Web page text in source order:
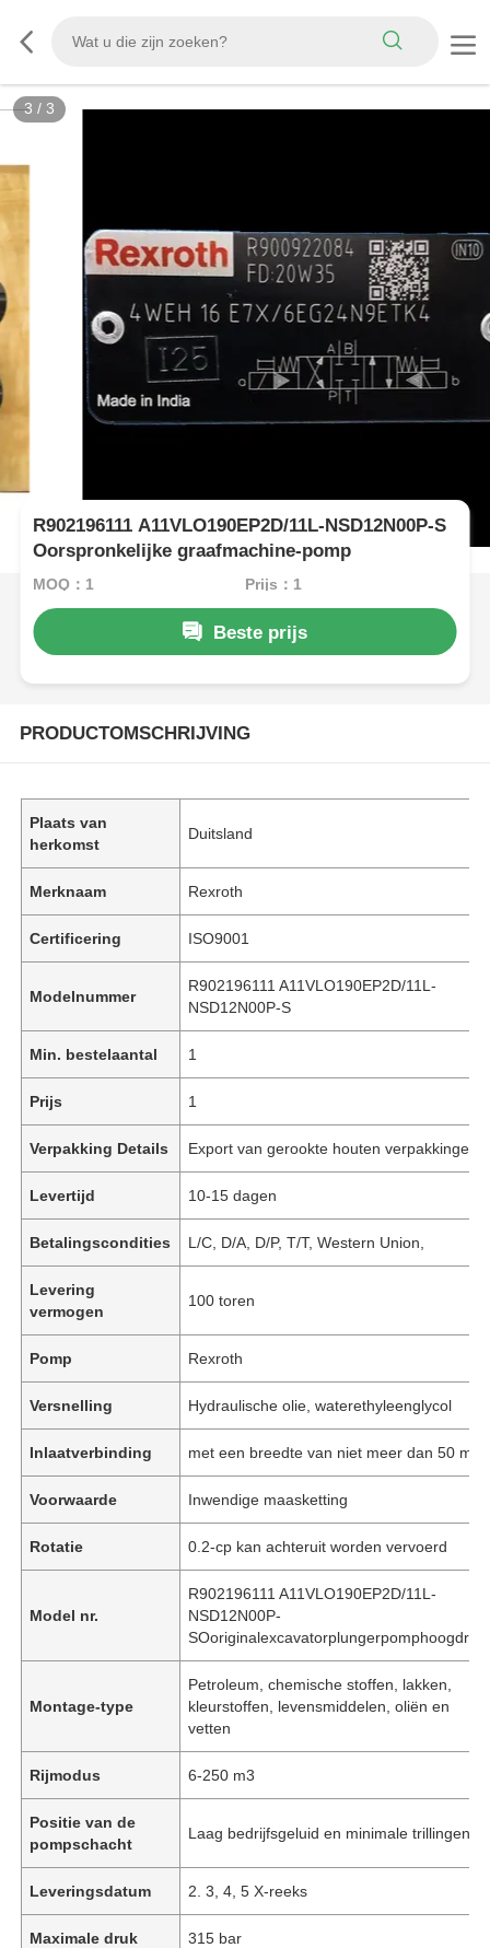
3 / 3
R902196111 A11VLO190EP2D/11L-NSD12N00P-S
Oorspronkelijke graafmachine-pomp
MOQ：1 Prijs：1
Beste prijs
PRODUCTOMSCHRIJVING
Plaats van
herkomst
Duitsland
Merknaam Rexroth
Certificering ISO9001
Modelnummer
R902196111 A11VLO190EP2D/11L-
NSD12N00P-S
Min. bestelaantal 1
Prijs 1
Verpakking Details Export van gerookte houten verpakkingen
Levertijd 10-15 dagen
Betalingscondities L/C, D/A, D/P, T/T, Western Union,
Levering
vermogen
100 toren
Pomp Rexroth
Versnelling Hydraulische olie, waterethyleenglycol
Inlaatverbinding met een breedte van niet meer dan 50 mm
Voorwaarde Inwendige maasketting
Rotatie 0.2-cp kan achteruit worden vervoerd
Model nr.
R902196111 A11VLO190EP2D/11L-
NSD12N00P-
SOoriginalexcavatorplungerpomphoogdruk
Montage-type
Petroleum, chemische stoffen, lakken,
kleurstoffen, levensmiddelen, oliën en
vetten
Rijmodus 6-250 m3
Positie van de
pompschacht
Laag bedrijfsgeluid en minimale trillingen
Leveringsdatum 2. 3, 4, 5 X-reeks
Maximale druk 315 bar